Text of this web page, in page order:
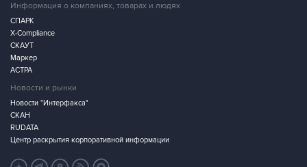
Информация о компаниях, товарах и людях
СПАРК
X-Compliance
СКАУТ
Маркер
АСТРА
Новости и рынки
Новости "Интерфакса"
СКАН
RUDATA
Центр раскрытия корпоративной информации